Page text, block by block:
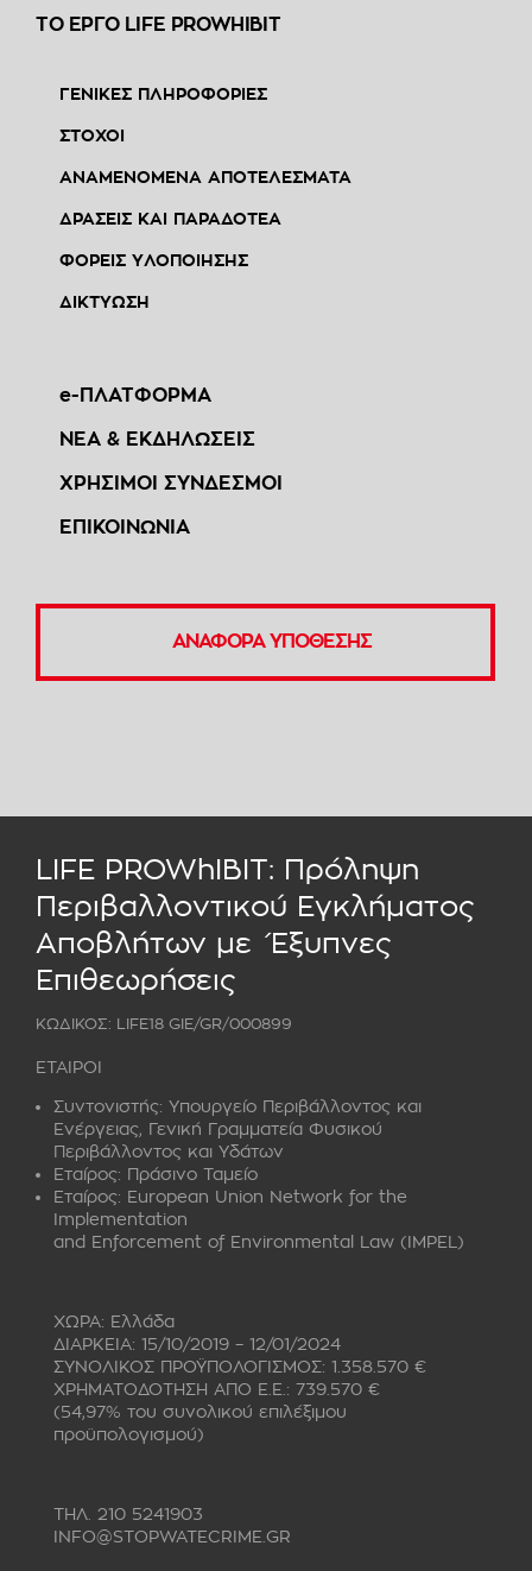
ΤΟ ΕΡΓΟ LIFE PROWHIBIT
ΓΕΝΙΚΕΣ ΠΛΗΡΟΦΟΡΙΕΣ
ΣΤΟΧΟΙ
ΑΝΑΜΕΝΟΜΕΝΑ ΑΠΟΤΕΛΕΣΜΑΤΑ
ΔΡΑΣΕΙΣ ΚΑΙ ΠΑΡΑΔΟΤΕΑ
ΦΟΡΕΙΣ ΥΛΟΠΟΙΗΣΗΣ
ΔΙΚΤΥΩΣΗ
e-ΠΛΑΤΦΟΡΜΑ
ΝΕΑ & ΕΚΔΗΛΩΣΕΙΣ
ΧΡΗΣΙΜΟΙ ΣΥΝΔΕΣΜΟΙ
ΕΠΙΚΟΙΝΩΝΙΑ
ΑΝΑΦΟΡΑ ΥΠΟΘΕΣΗΣ
LIFE PROWhIBIT: Πρόληψη
Περιβαλλοντικού Εγκλήματος
Αποβλήτων με Έξυπνες
Επιθεωρήσεις
ΚΩΔΙΚΟΣ: LIFE18 GIE/GR/000899
ΕΤΑΙΡΟΙ
Συντονιστής: Υπουργείο Περιβάλλοντος και
Ενέργειας, Γενική Γραμματεία Φυσικού
Περιβάλλοντος και Υδάτων
Εταίρος: Πράσινο Ταμείο
Εταίρος: European Union Network for the
Implementation
and Enforcement of Environmental Law (IMPEL)
ΧΩΡΑ: Ελλάδα
ΔΙΑΡΚΕΙΑ: 15/10/2019 – 12/01/2024
ΣΥΝΟΛΙΚΟΣ ΠΡΟΫΠΟΛΟΓΙΣΜΟΣ: 1.358.570 €
ΧΡΗΜΑΤΟΔΟΤΗΣΗ ΑΠΟ Ε.Ε.: 739.570 €
(54,97% του συνολικού επιλέξιμου
προϋπολογισμού)
ΤΗΛ. 210 5241903
INFO@STOPWATECRIME.GR